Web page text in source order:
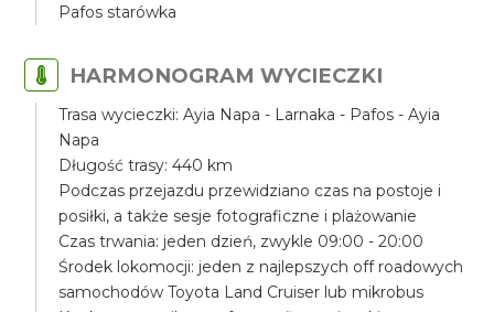
Pafos starówka
HARMONOGRAM WYCIECZKI
Trasa wycieczki: Ayia Napa - Larnaka - Pafos - Ayia
Napa
Długość trasy: 440 km
Podczas przejazdu przewidziano czas na postoje i
posiłki, a także sesje fotograficzne i plażowanie
Czas trwania: jeden dzień, zwykle 09:00 - 20:00
Środek lokomocji: jeden z najlepszych off roadowych
samochodów Toyota Land Cruiser lub mikrobus